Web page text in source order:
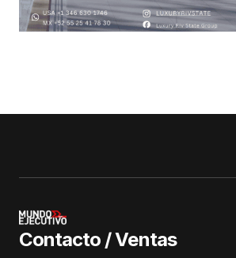
Contacto / Ventas